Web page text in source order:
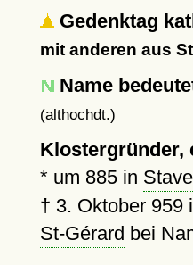
Gedenktag
mit anderen aus
Name
(althochdt.)
Klostergründer,
* um 885in Stave
† 3. Oktober 959
St-Gérard bei